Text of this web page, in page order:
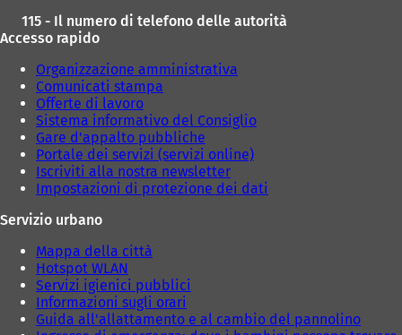
115 - Il numero di telefono delle autorità
Accesso rapido
Organizzazione amministrativa
Comunicati stampa
Offerte di lavoro
Sistema informativo del Consiglio
Gare d'appalto pubbliche
Portale dei servizi (servizi online)
Iscriviti alla nostra newsletter
Impostazioni di protezione dei dati
Servizio urbano
Mappa della città
Hotspot WLAN
Servizi igienici pubblici
Informazioni sugli orari
Guida all'allattamento e al cambio del pannolino